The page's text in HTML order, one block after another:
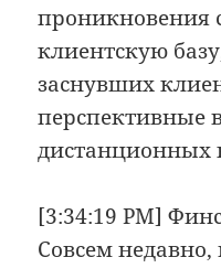
проникновения
клиентскую
заснувших
перспективные
дистанционных
[3:34:19 PM]
Совсем недавно,